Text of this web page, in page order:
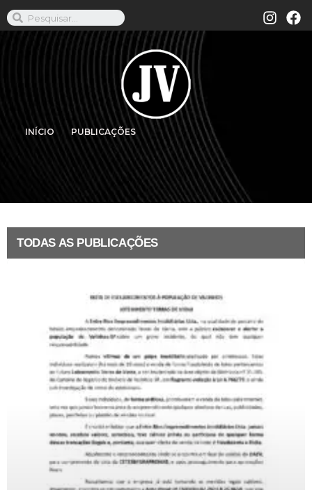
INÍCIO PUBLICAÇÕES
TODAS AS PUBLICAÇÕES